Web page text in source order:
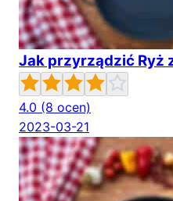
Jak przyrządzić Ryż
4.0 (8 ocen)
2023-03-21